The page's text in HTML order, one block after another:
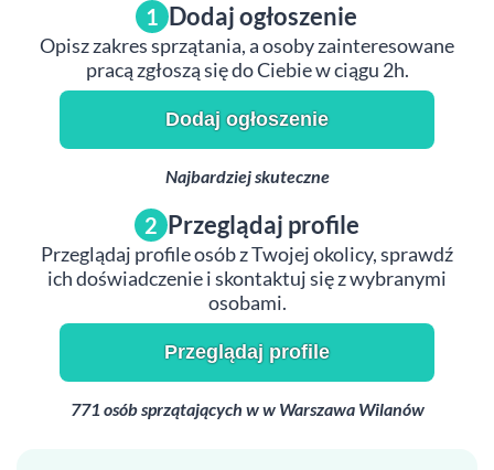
1 Dodaj ogłoszenie
Opisz zakres sprzątania, a osoby zainteresowane
pracą zgłoszą się do Ciebie w ciągu 2h.
Dodaj ogłoszenie
Najbardziej skuteczne
2 Przeglądaj profile
Przeglądaj profile osób z Twojej okolicy, sprawdź
ich doświadczenie i skontaktuj się z wybranymi
osobami.
Przeglądaj profile
771 osób sprzątających w w Warszawa Wilanów